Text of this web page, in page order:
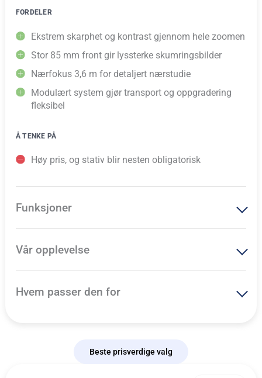
FORDELER
Ekstrem skarphet og kontrast gjennom hele zoomen
Stor 85 mm front gir lyssterke skumringsbilder
Nærfokus 3,6 m for detaljert nærstudie
Modulært system gjør transport og oppgradering
fleksibel
Å TENKE PÅ
Høy pris, og stativ blir nesten obligatorisk
Funksjoner
Vår opplevelse
Hvem passer den for
Beste prisverdige valg